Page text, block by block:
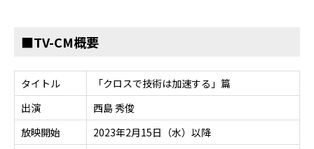
■TV-CM概要
タイトル
「クロスで技術は加速する」篇
出演
西島 秀俊
放映開始
2023年2月15日（水）以降